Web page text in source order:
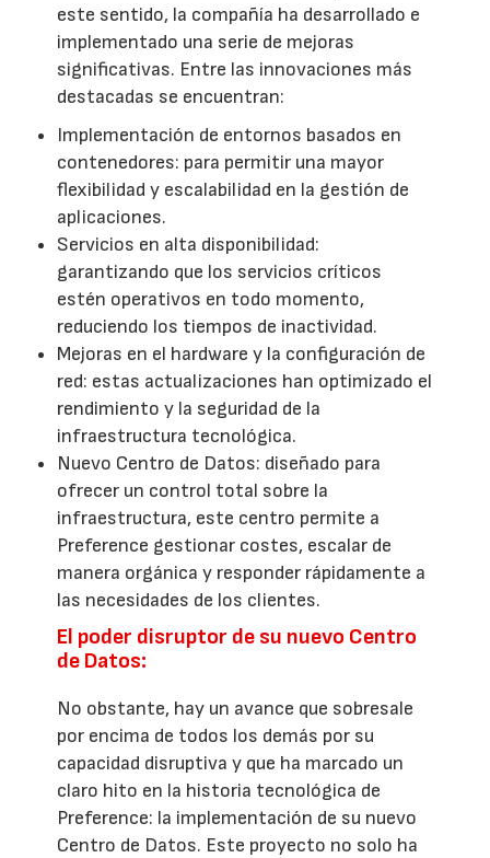
este sentido, la compañía ha desarrollado e
implementado una serie de mejoras
significativas. Entre las innovaciones más
destacadas se encuentran:
Implementación de entornos basados en
contenedores: para permitir una mayor
flexibilidad y escalabilidad en la gestión de
aplicaciones.
Servicios en alta disponibilidad:
garantizando que los servicios críticos
estén operativos en todo momento,
reduciendo los tiempos de inactividad.
Mejoras en el hardware y la configuración de
red: estas actualizaciones han optimizado el
rendimiento y la seguridad de la
infraestructura tecnológica.
Nuevo Centro de Datos: diseñado para
ofrecer un control total sobre la
infraestructura, este centro permite a
Preference gestionar costes, escalar de
manera orgánica y responder rápidamente a
las necesidades de los clientes.
El poder disruptor de su nuevo Centro
de Datos:
No obstante, hay un avance que sobresale
por encima de todos los demás por su
capacidad disruptiva y que ha marcado un
claro hito en la historia tecnológica de
Preference: la implementación de su nuevo
Centro de Datos. Este proyecto no solo ha